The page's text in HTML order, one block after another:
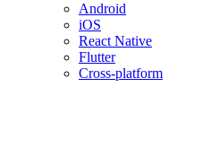
Android
iOS
React Native
Flutter
Cross-platform